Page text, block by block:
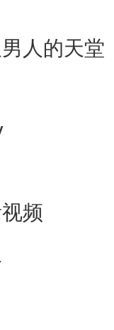
人的天堂
频